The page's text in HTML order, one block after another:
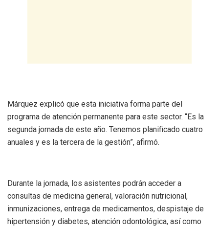
Márquez explicó que esta iniciativa forma parte del
programa de atención permanente para este sector. “Es la
segunda jornada de este año. Tenemos planificado cuatro
anuales y es la tercera de la gestión”, afirmó.
Durante la jornada, los asistentes podrán acceder a
consultas de medicina general, valoración nutricional,
inmunizaciones, entrega de medicamentos, despistaje de
hipertensión y diabetes, atención odontológica, así como